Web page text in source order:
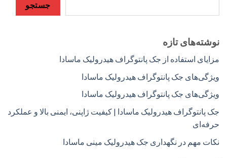
جستجو
نوشته‌های تازه
مزایای استفاده از جک پانتوگراف هیدرولیک ماسادا
ویژگی‌های جک پانتوگراف هیدرولیک ماسادا
ویژگی‌های جک پانتوگراف هیدرولیک ماسادا
جک پانتوگراف هیدرولیک ماسادا | کیفیت ژاپنی، ایمنی بالا و عملکرد
حرفه‌ای
نکات مهم در نگهداری جک هیدرولیک مینی ماسادا